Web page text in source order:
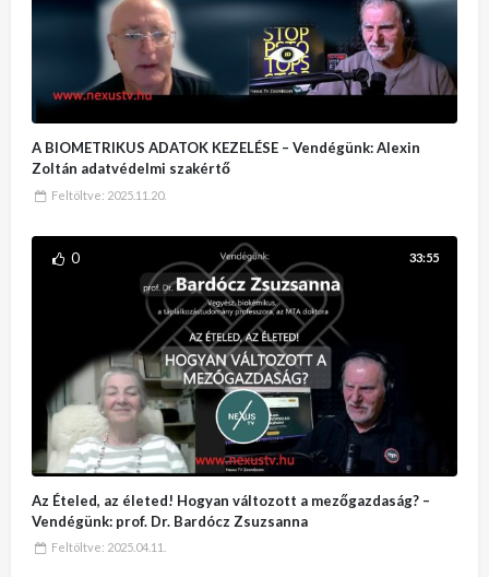
A BIOMETRIKUS ADATOK KEZELÉSE – Vendégünk: Alexin
Zoltán adatvédelmi szakértő
Feltöltve: 2025.11.20.
33:55
0
Az Ételed, az életed! Hogyan változott a mezőgazdaság? –
Vendégünk: prof. Dr. Bardócz Zsuzsanna
Feltöltve: 2025.04.11.